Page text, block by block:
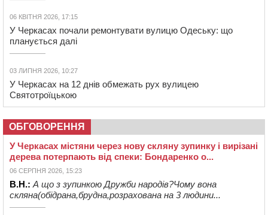
06 КВІТНЯ 2026, 17:15
У Черкасах почали ремонтувати вулицю Одеську: що
планується далі
03 ЛИПНЯ 2026, 10:27
У Черкасах на 12 днів обмежать рух вулицею
Святотроїцькою
ОБГОВОРЕННЯ
У Черкасах містяни через нову скляну зупинку і вирізані
дерева потерпають від спеки: Бондаренко о...
06 СЕРПНЯ 2026, 15:23
В.Н.: А що з зупинкою Дружби народів?Чому вона
скляна(обідрана,брудна,розрахована на 3 людини...